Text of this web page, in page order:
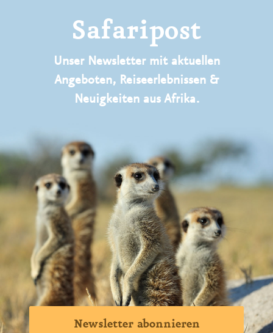
Safaripost
Unser Newsletter mit aktuellen
Angeboten, Reiseerlebnissen &
Neuigkeiten aus Afrika.
Newsletter abonnieren